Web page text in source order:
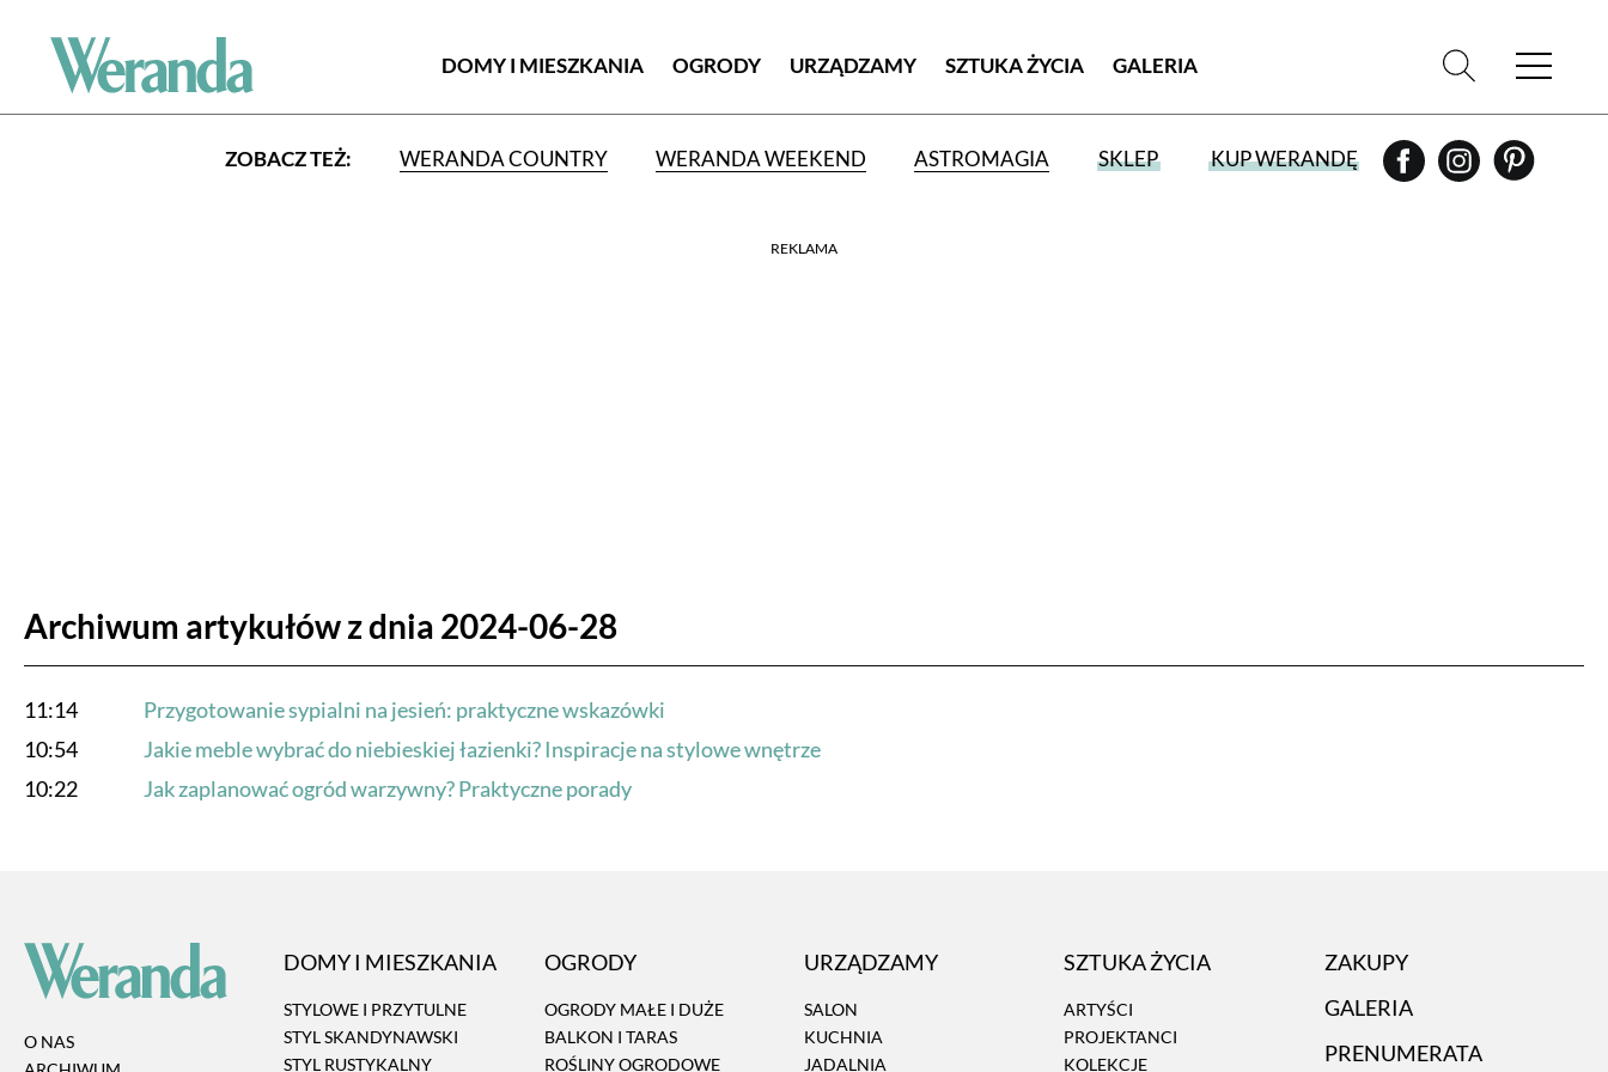
DOMY I MIESZKANIA OGRODY URZĄDZAMY SZTUKA ŻYCIA GALERIA
ZOBACZ TEŻ: WERANDA COUNTRY WERANDA WEEKEND ASTROMAGIA SKLEP KUP WERANDĘ
REKLAMA
Archiwum artykułów z dnia 2024-06-28
11:14
Przygotowanie sypialni na jesień: praktyczne wskazówki
10:54
Jakie meble wybrać do niebieskiej łazienki? Inspiracje na stylowe wnętrze
10:22
Jak zaplanować ogród warzywny? Praktyczne porady
O NAS
DOMY I MIESZKANIA
STYLOWE I PRZYTULNE
STYL SKANDYNAWSKI
STYL RUSTYKALNY
OGRODY
OGRODY MAŁE I DUŻE
BALKON I TARAS
ROŚLINY OGRODOWE
URZĄDZAMY
SALON
KUCHNIA
JADALNIA
SZTUKA ŻYCIA
ARTYŚCI
PROJEKTANCI
KOLEKCJE
ZAKUPY
GALERIA
PRENUMERATA